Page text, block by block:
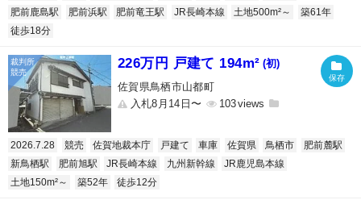
肥前鹿島駅
肥前浜駅 肥前竜王駅 JR長崎本線 土地500m²～
築61年
徒歩18分
226万円 戸建て 194m² (初)
佐賀県鳥栖市山都町
入札8月14日〜
103
2026.7.28 競売 佐賀地裁本庁 戸建て 車庫 佐賀県 鳥栖市
肥前麓駅
新鳥栖駅
肥前旭駅 JR長崎本線 九州新幹線
JR鹿児島本線
土地150m²～
築52年 徒歩12分